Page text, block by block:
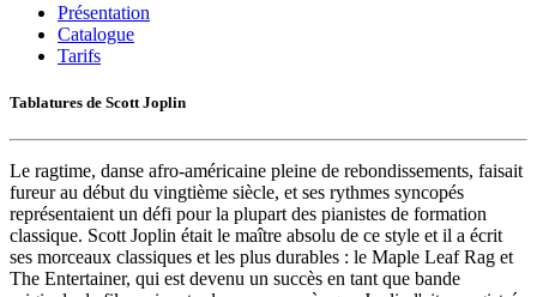
Présentation
Catalogue
Tarifs
Tablatures de Scott Joplin
Le ragtime, danse afro-américaine pleine de rebondissements, faisait
fureur au début du vingtième siècle, et ses rythmes syncopés
représentaient un défi pour la plupart des pianistes de formation
classique. Scott Joplin était le maître absolu de ce style et il a écrit
ses morceaux classiques et les plus durables : le Maple Leaf Rag et
The Entertainer, qui est devenu un succès en tant que bande